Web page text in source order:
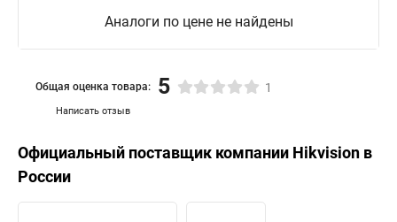
Аналоги по цене не найдены
Написать отзыв
Общая оценка товара: 5 1
Официальный поставщик компании Hikvision в
России